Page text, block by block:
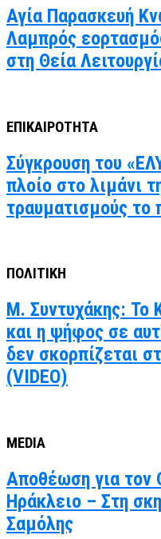
Αγία Παρασκευή
Λαμπρός
στη Θεία
ΕΠΙΚΑΙΡΟΤΗΤΑ
Σύγκρουση του
πλοίο στο λιμάνι
τραυματισμούς το
ΠΟΛΙΤΙΚΗ
Μ. Συντυχάκης: Το
και η ψήφος σε
δεν σκορπίζεται
(VIDEO)
MEDIA
Αποθέωση για
Ηράκλειο – Στη
Σαμόλης